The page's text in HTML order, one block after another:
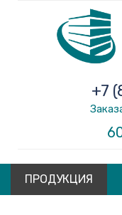
+7
ПРОДУКЦИЯ